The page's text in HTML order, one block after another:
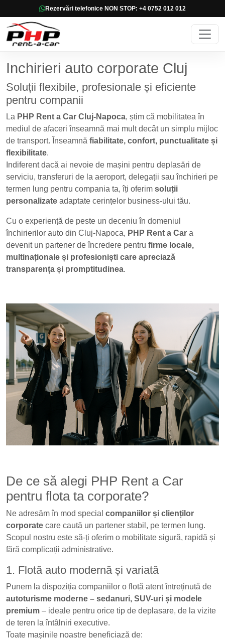
Rezervări telefonice NON STOP: +4 0752 012 012
Inchirieri auto corporate Cluj
Soluții flexibile, profesionale și eficiente
pentru companii
La PHP Rent a Car Cluj-Napoca, știm că mobilitatea în
mediul de afaceri înseamnă mai mult decât un simplu mijloc
de transport. Înseamnă fiabilitate, confort, punctualitate și
flexibilitate.
Indiferent dacă ai nevoie de mașini pentru deplasări de
serviciu, transferuri de la aeroport, delegații sau închirieri pe
termen lung pentru compania ta, îți oferim soluții
personalizate adaptate cerințelor business-ului tău.
Cu o experiență de peste un deceniu în domeniul
închirierilor auto din Cluj-Napoca, PHP Rent a Car a
devenit un partener de încredere pentru firme locale,
multinaționale și profesioniști care apreciază
transparența și promptitudinea.
De ce să alegi PHP Rent a Car
pentru flota ta corporate?
Ne adresăm în mod special companiilor și clienților
corporate care caută un partener stabil, pe termen lung.
Scopul nostru este să-ți oferim o mobilitate sigură, rapidă și
fără complicații administrative.
1. Flotă auto modernă și variată
Punem la dispoziția companiilor o flotă atent întreținută de
autoturisme moderne – sedanuri, SUV-uri și modele
premium – ideale pentru orice tip de deplasare, de la vizite
de teren la întâlniri executive.
Toate mașinile noastre beneficiază de: